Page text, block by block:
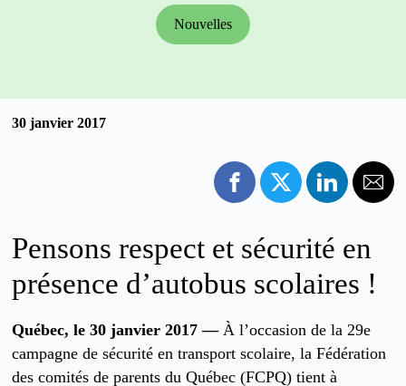
Nouvelles
30 janvier 2017
Pensons respect et sécurité en
présence d’autobus scolaires !
Québec, le 30 janvier 2017 —À l’occasion de la 29e
campagne de sécurité en transport scolaire, la Fédération
des comités de parents du Québec (FCPQ) tient à